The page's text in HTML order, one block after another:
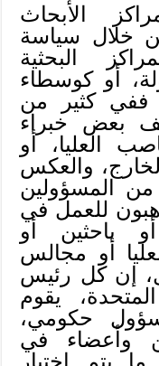
الأبحاث
خلال سياسة
البحثية
أو كوسطاء
ففي كثير من
بعض خبراء
العليا، أو
والعكس
من المسؤولين
للعمل في
باحثين أو
أو مجالس
إن كل رئيس
يقوم
حوالى 4000 مسؤول حكومي،
وأعضاء في
يتم اختيار